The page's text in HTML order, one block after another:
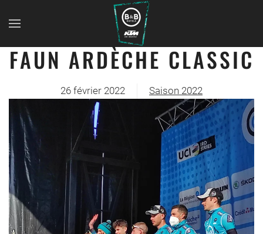
FAUN ARDÈCHE CLASSIC
26 février 2022 Saison 2022